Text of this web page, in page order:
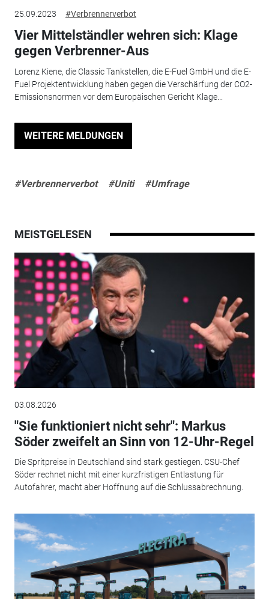
25.09.2023 #Verbrennerverbot
Vier Mittelständler wehren sich: Klage
gegen Verbrenner-Aus
Lorenz Kiene, die Classic Tankstellen, die E-Fuel GmbH und die E-
Fuel Projektentwicklung haben gegen die Verschärfung der CO2-
Emissionsnormen vor dem Europäischen Gericht Klage...
WEITERE MELDUNGEN
#Verbrennerverbot #Uniti #Umfrage
MEISTGELESEN
03.08.2026
"Sie funktioniert nicht sehr": Markus
Söder zweifelt an Sinn von 12-Uhr-Regel
Die Spritpreise in Deutschland sind stark gestiegen. CSU-Chef
Söder rechnet nicht mit einer kurzfristigen Entlastung für
Autofahrer, macht aber Hoffnung auf die Schlussabrechnung.